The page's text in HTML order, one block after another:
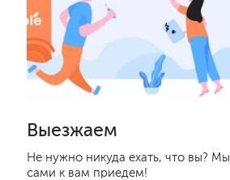
Выезжаем
Не нужно никуда ехать, что вы? Мы
сами к вам приедем!